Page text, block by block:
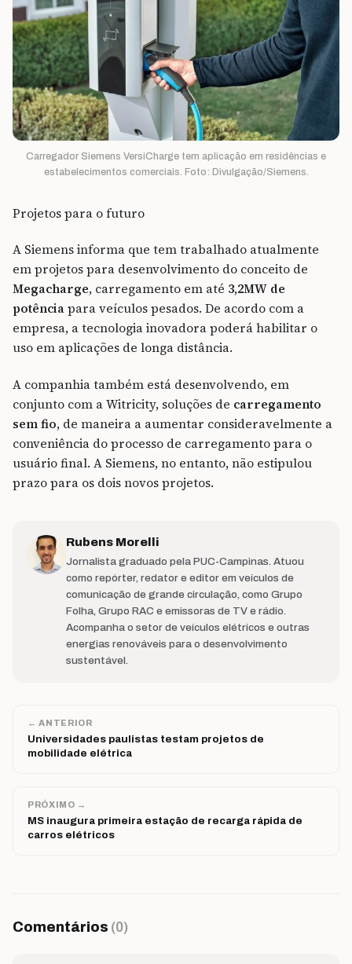
Carregador Siemens VersiCharge tem aplicação em residências e
estabelecimentos comerciais. Foto: Divulgação/Siemens.
Projetos para o futuro
A Siemens informa que tem trabalhado atualmente
em projetos para desenvolvimento do conceito de
Megacharge, carregamento em até 3,2MW de
potênciapara veículos pesados. De acordo com a
empresa, a tecnologia inovadora poderá habilitar o
uso em aplicações de longa distância.
A companhia também está desenvolvendo, em
conjunto com a Witricity, soluções de carregamento
sem fio, de maneira a aumentar consideravelmente a
conveniência do processo de carregamento para o
usuário final. A Siemens, no entanto, não estipulou
prazo para os dois novos projetos.
Rubens Morelli
Jornalista graduado pela PUC-Campinas. Atuou
como repórter, redator e editor em veículos de
comunicação de grande circulação, como Grupo
Folha, Grupo RAC e emissoras de TV e rádio.
Acompanha o setor de veículos elétricos e outras
energias renováveis para o desenvolvimento
sustentável.
← ANTERIOR
Universidades paulistas testam projetos de
mobilidade elétrica
PRÓXIMO →
MS inaugura primeira estação de recarga rápida de
carros elétricos
Comentários (0)